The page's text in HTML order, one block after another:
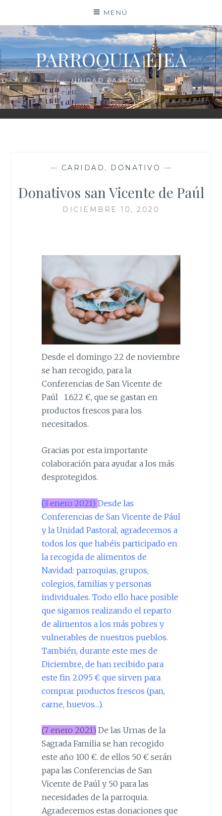
contenido
MENÚ
PARROQUIA EJEA
UNIDAD PASTORAL
— CARIDAD , DONATIVO —
Donativos san Vicente de Paúl
DICIEMBRE 10, 2020
Desde el domingo 22 de noviembre
se han recogido, para la
Conferencias de San Vicente de
Paúl 1.622 €, que se gastan en
productos frescos para los
necesitados.
Gracias por esta importante
colaboración para ayudar a los más
desprotegidos.
(3 enero 2021) Desde las
Conferencias de San Vicente de Pául
y la Unidad Pastoral, agradecemos a
todos los que habéis participado en
la recogida de alimentos de
Navidad: parroquias, grupos,
colegios, familias y personas
individuales. Todo ello hace posible
que sigamos realizando el reparto
de alimentos a los más pobres y
vulnerables de nuestros pueblos.
También, durante este mes de
Diciembre, de han recibido para
este fin 2.095 € que sirven para
comprar productos frescos (pan,
carne, huevos…).
(7 enero 2021) De las Urnas de la
Sagrada Familia se han recogido
este año 100 €. de ellos 50 € serán
papa las Conferencias de San
Vicente de Paúl y 50 para las
necesidades de la parroquia.
Agradecemos estas donaciones que